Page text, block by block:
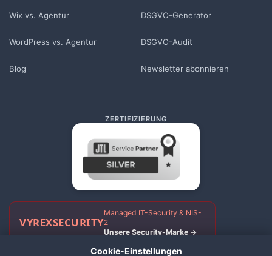
Wix vs. Agentur
WordPress vs. Agentur
Blog
DSGVO-Generator
DSGVO-Audit
Newsletter abonnieren
ZERTIFIZIERUNG
VYREXSECURITY
Managed IT-Security & NIS-
2
Unsere Security-Marke →
Cookie-Einstellungen